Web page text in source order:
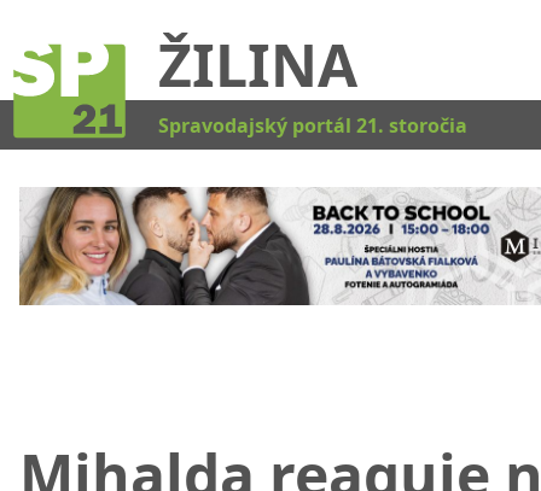
ŽILINA
Spravodajský portál 21. storočia
Mihalda reaguje